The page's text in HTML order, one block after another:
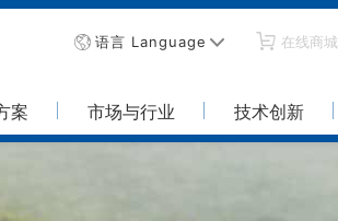
语言 Language 在线商城
案 市场与行业 技术创新